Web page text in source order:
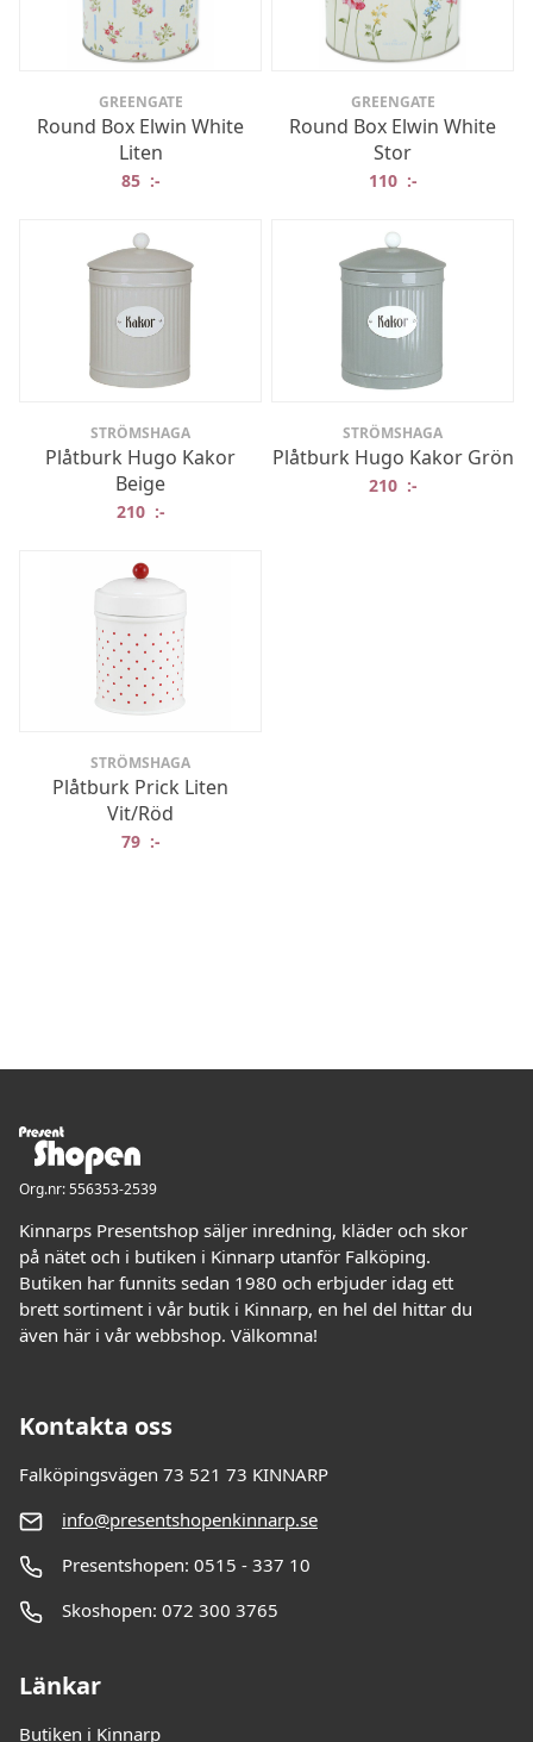
GREENGATE
Round Box Elwin White
Liten
85 :-
GREENGATE
Round Box Elwin White
Stor
110 :-
STRÖMSHAGA
Plåtburk Hugo Kakor
Beige
210 :-
STRÖMSHAGA
Plåtburk Hugo Kakor Grön
210 :-
STRÖMSHAGA
Plåtburk Prick Liten
Vit/Röd
79 :-
Org.nr: 556353-2539
Kinnarps Presentshop säljer inredning, kläder och skor
på nätet och i butiken i Kinnarp utanför Falköping.
Butiken har funnits sedan 1980 och erbjuder idag ett
brett sortiment i vår butik i Kinnarp, en hel del hittar du
även här i vår webbshop. Välkomna!
Kontakta oss
Falköpingsvägen 73 521 73 KINNARP
info@presentshopenkinnarp.se
Presentshopen: 0515 - 337 10
Skoshopen: 072 300 3765
Länkar
Butiken i Kinnarp